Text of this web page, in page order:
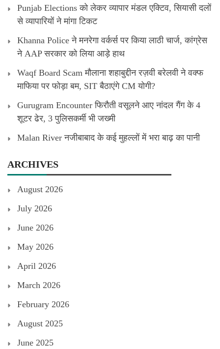
Punjab Elections को लेकर व्यापार मंडल एक्टिव, सियासी दलों
से व्यापारियों ने मांगा टिकट
Khanna Police ने मनरेगा वर्कर्स पर किया लाठी चार्ज, कांग्रेस
ने AAP सरकार को लिया आड़े हाथ
Waqf Board Scam मौलाना शहाबुद्दीन रज़वी बरेलवी ने वक्फ
माफिया पर फोड़ा बम, SIT बैठाएंगे CM योगी?
Gurugram Encounter फिरौती वसूलने आए नांदल गैंग के 4
शूटर ढेर, 3 पुलिसकर्मी भी जख्मी
Malan River नजीबाबाद के कई मुहल्लों में भरा बाढ़ का पानी
ARCHIVES
August 2026
July 2026
June 2026
May 2026
April 2026
March 2026
February 2026
August 2025
June 2025